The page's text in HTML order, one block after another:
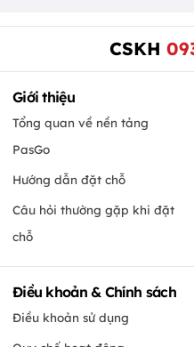
CSKH
Giới thiệu
Tổng quan về nền tảng
PasGo
Hướng dẫn đặt chỗ
Câu hỏi thường gặp khi đặt
chỗ
Điều khoản & Chính sách
Điều khoản sử dụng